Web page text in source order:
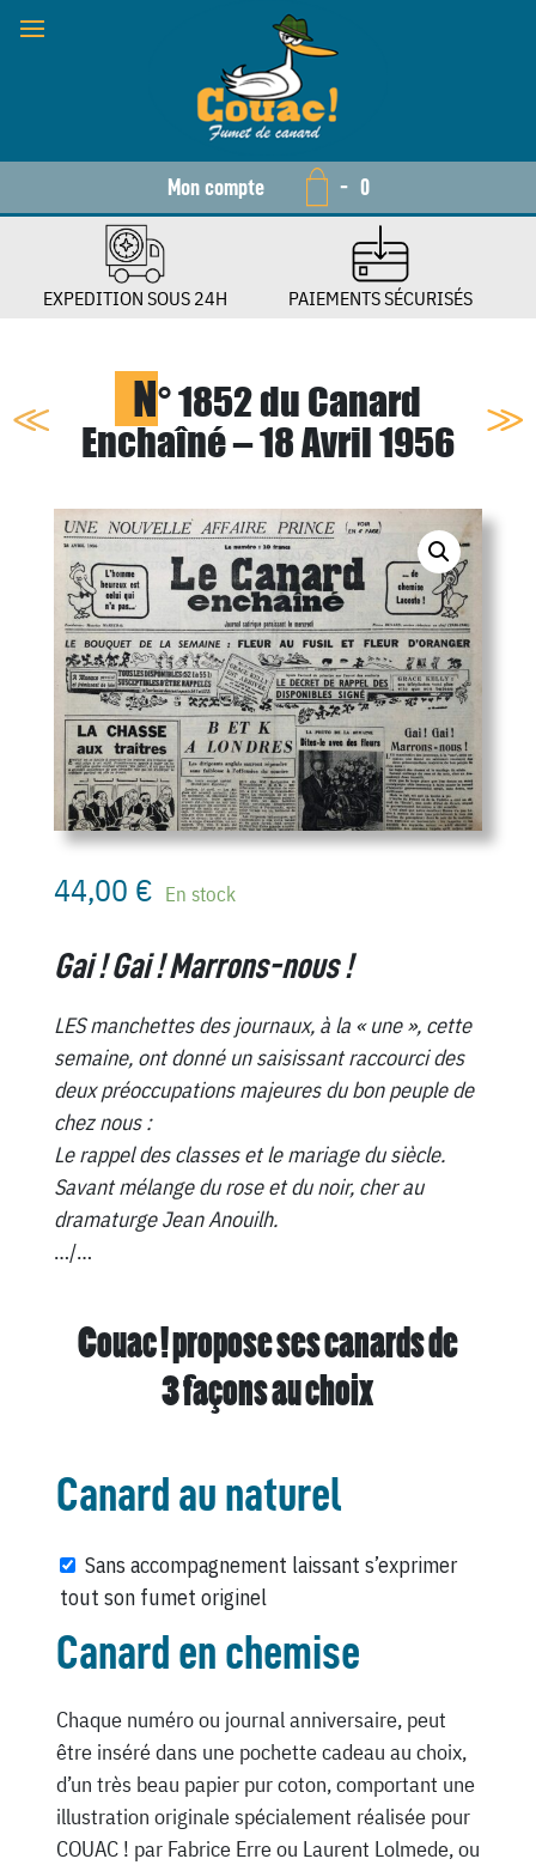
Mon compte - 0
EXPEDITION SOUS 24H PAIEMENTS SÉCURISÉS
N° 1852 du Canard
Enchaîné – 18 Avril 1956
44,00 € En stock
Gai ! Gai ! Marrons-nous !
LES manchettes des journaux, à la « une », cette
semaine, ont donné un saisissant raccourci des
deux préoccupations majeures du bon peuple de
chez nous :
Le rappel des classes et le mariage du siècle.
Savant mélange du rose et du noir, cher au
dramaturge Jean Anouilh.
…/…
Couac ! propose ses canards de
3 façons au choix
Canard au naturel
Sans accompagnement laissant s’exprimer
tout son fumet originel
Canard en chemise
Chaque numéro ou journal anniversaire, peut
être inséré dans une pochette cadeau au choix,
d’un très beau papier pur coton, comportant une
illustration originale spécialement réalisée pour
COUAC ! par Fabrice Erre ou Laurent Lolmede, ou